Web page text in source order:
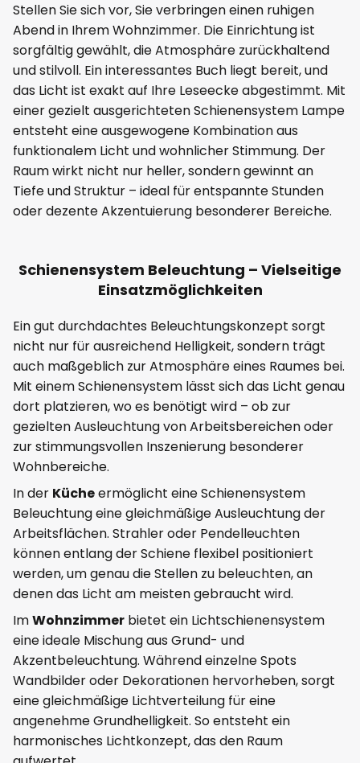
Stellen Sie sich vor, Sie verbringen einen ruhigen
Abend in Ihrem Wohnzimmer. Die Einrichtung ist
sorgfältig gewählt, die Atmosphäre zurückhaltend
und stilvoll. Ein interessantes Buch liegt bereit, und
das Licht ist exakt auf Ihre Leseecke abgestimmt. Mit
einer gezielt ausgerichteten Schienensystem Lampe
entsteht eine ausgewogene Kombination aus
funktionalem Licht und wohnlicher Stimmung. Der
Raum wirkt nicht nur heller, sondern gewinnt an
Tiefe und Struktur – ideal für entspannte Stunden
oder dezente Akzentuierung besonderer Bereiche.
Schienensystem Beleuchtung – Vielseitige
Einsatzmöglichkeiten
Ein gut durchdachtes Beleuchtungskonzept sorgt
nicht nur für ausreichend Helligkeit, sondern trägt
auch maßgeblich zur Atmosphäre eines Raumes bei.
Mit einem Schienensystem lässt sich das Licht genau
dort platzieren, wo es benötigt wird – ob zur
gezielten Ausleuchtung von Arbeitsbereichen oder
zur stimmungsvollen Inszenierung besonderer
Wohnbereiche.
In der Kücheermöglicht eine Schienensystem
Beleuchtung eine gleichmäßige Ausleuchtung der
Arbeitsflächen. Strahler oder Pendelleuchten
können entlang der Schiene flexibel positioniert
werden, um genau die Stellen zu beleuchten, an
denen das Licht am meisten gebraucht wird.
ImWohnzimmer bietet ein Lichtschienensystem
eine ideale Mischung aus Grund- und
Akzentbeleuchtung. Während einzelne Spots
Wandbilder oder Dekorationen hervorheben, sorgt
eine gleichmäßige Lichtverteilung für eine
angenehme Grundhelligkeit. So entsteht ein
harmonisches Lichtkonzept, das den Raum